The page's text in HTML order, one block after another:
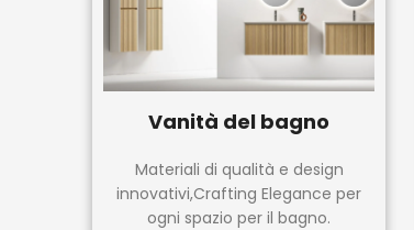
Vanità del bagno
Materiali di qualità e design
innovativi,Crafting Elegance per
ogni spazio per il bagno.